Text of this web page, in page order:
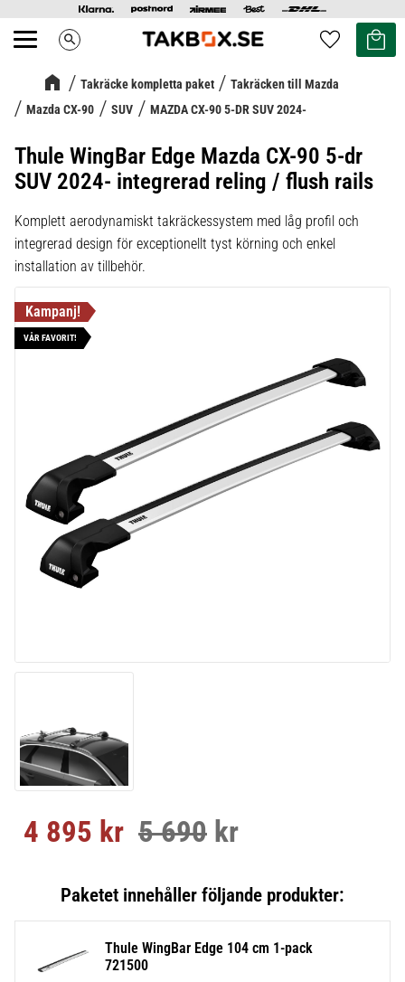
Meny search Favoriter
Kundvagn
Takräcke kompletta paket
Takräcken till Mazda
Mazda CX-90
SUV MAZDA CX-90 5-DR SUV 2024-
Thule WingBar Edge Mazda CX-90 5-dr
SUV 2024- integrerad reling / flush rails
Komplett aerodynamiskt takräckessystem med låg profil och
integrerad design för exceptionellt tyst körning och enkel
installation av tillbehör.
VÅR FAVORIT!
Nedsatt pris:
4 895 kr Ordinarie pris:
5 690 kr
Thule WingBar Edge 104 cm 1-pack
721500